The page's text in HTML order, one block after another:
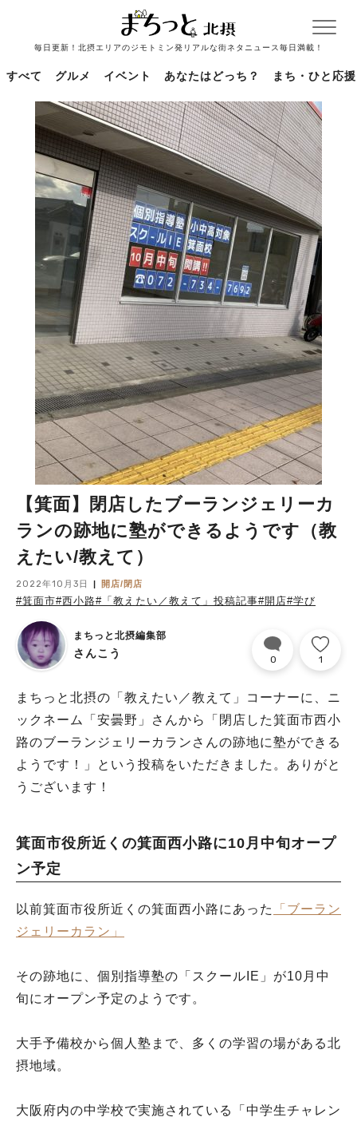
毎日更新！北摂エリアのジモトミン発リアルな街ネタニュース毎日満載！
すべて グルメ イベント あなたはどっち？ まち・ひと応援
【箕面】閉店したブーランジェリーカ
ランの跡地に塾ができるようです（教
えたい/教えて）
2022年10月3日 開店/閉店
#箕面市#西小路#「教えたい／教えて」投稿記事#開店#学び
まちっと北摂編集部
さんこう 0 1
まちっと北摂の「教えたい／教えて」コーナーに、ニ
ックネーム「安曇野」さんから「閉店した箕面市西小
路のブーランジェリーカランさんの跡地に塾ができる
ようです！」という投稿をいただきました。ありがと
うございます！
箕面市役所近くの箕面西小路に10月中旬オープ
ン予定
以前箕面市役所近くの箕面西小路にあった
「ブーラン
ジェリーカラン」
その跡地に、個別指導塾の「スクールIE」が10月中
旬にオープン予定のようです。
大手予備校から個人塾まで、多くの学習の場がある北
摂地域。
大阪府内の中学校で実施されている「中学生チャレン